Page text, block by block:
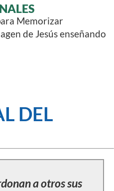
Memorizar
de Jesús enseñando
DEL
a otros sus